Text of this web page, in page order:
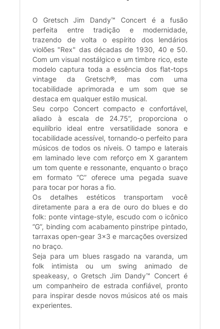
O Gretsch Jim Dandy™ Concert é a fusão
perfeita entre tradição e modernidade,
trazendo de volta o espírito dos lendários
violões "Rex" das décadas de 1930, 40 e 50.
Com um visual nostálgico e um timbre rico, este
modelo captura toda a essência dos flat-tops
vintage da Gretsch®, mas com uma
tocabilidade aprimorada e um som que se
destaca em qualquer estilo musical.
Seu corpo Concert compacto e confortável,
aliado à escala de 24.75”, proporciona o
equilíbrio ideal entre versatilidade sonora e
tocabilidade acessível, tornando-o perfeito para
músicos de todos os níveis. O tampo e laterais
em laminado leve com reforço em X garantem
um tom quente e ressonante, enquanto o braço
em formato “C” oferece uma pegada suave
para tocar por horas a fio.
Os detalhes estéticos transportam você
diretamente para a era de ouro do blues e do
folk: ponte vintage-style, escudo com o icônico
“G”, binding com acabamento pinstripe pintado,
tarraxas open-gear 3x3 e marcações oversized
no braço.
Seja para um blues rasgado na varanda, um
folk intimista ou um swing animado de
speakeasy, o Gretsch Jim Dandy™ Concert é
um companheiro de estrada confiável, pronto
para inspirar desde novos músicos até os mais
experientes.